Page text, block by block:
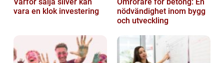
vara en klok investering
nödvändighet inom bygg
och utveckling